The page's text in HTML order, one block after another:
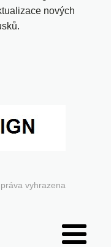
nových
vyhrazena